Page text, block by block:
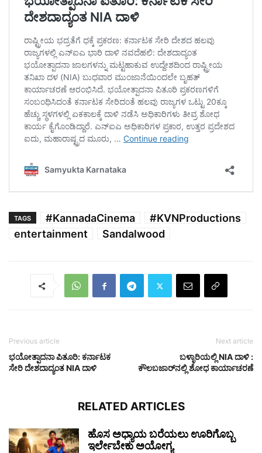
TAGS #KannadaCinema
#KVNProductions
entertainment
Sandalwood
Previous article
ಭಯೋತ್ಪಾದನಾ ಪಿತೂರಿ: ಕರ್ನಾಟಕ
ಸೇರಿ ದೇಶದಾದ್ಯಂತ NIA ದಾಳಿ
Next article
ಬಳ್ಳಾರಿಯಲ್ಲಿ NIA ದಾಳಿ :
ಕೌಲಬಜಾರ್‌ನಲ್ಲಿ ಶೋಧ ಕಾರ್ಯಾಚರಣೆ
RELATED ARTICLES
ಹೊಸ ಅಧ್ಯಾಯ ಬರೆಯಲು ಊರಿಗೊಬ್ಬ
ಇರ್ಲೇಬೇಕು ಅಯೋಗ್ಯ